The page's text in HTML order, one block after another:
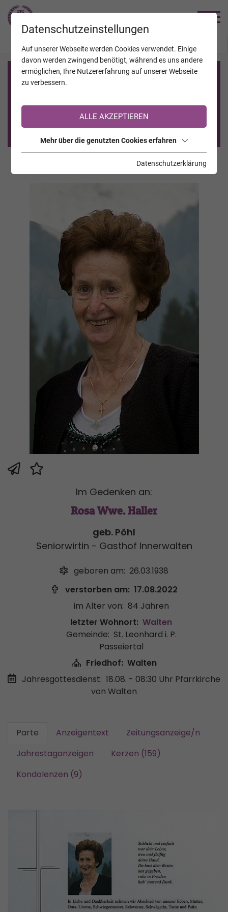
Registrierung auf TrauerHilfe.it
Sie sind noch nicht auf TrauerHilfe.it registriert?
>> zur kostenlosen Registrierung <<
Im Gedenken an:
Rosa Wwe. Haller
geb. Pöhl
Seniorwirtin - Gasthof Innerwalten
geboren am: 26.03.1938
verstorben am: 17.08.2022
im Alter von: 84 Jahren
letzter Wohnort: Walten
Gemeinde: St. Leonhard i. P.
Passeiertal
Friedhof: Walten
Jahresgottesdienst: 18.08. - 08:30 Uhr Pfarrkirche
von Walten
Parte Anzeigentext
Zeitungsanzeige/n
Jahrestaganzeigen
Kerzen (159)
Kondolenzen (9)
Datenschutzeinstellungen
Auf unserer Webseite werden Cookies verwendet. Einige
davon werden zwingend benötigt, während es uns andere
ermöglichen, Ihre Nutzererfahrung auf unserer Webseite
zu verbessern.
ALLE AKZEPTIEREN
Mehr über die genutzten Cookies erfahren
Datenschutzerklärung
JAHRESTAGE KALENDER VERSTORBENE